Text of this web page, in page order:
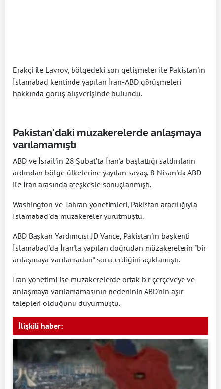
Erakçi ile Lavrov, bölgedeki son gelişmeler ile Pakistan'ın
İslamabad kentinde yapılan İran-ABD görüşmeleri
hakkında görüş alışverişinde bulundu.
Pakistan'daki müzakerelerde anlaşmaya
varılamamıştı
ABD ve İsrail'in 28 Şubat’ta İran'a başlattığı saldırıların
ardından bölge ülkelerine yayılan savaş, 8 Nisan'da ABD
ile İran arasında ateşkesle sonuçlanmıştı.
Washington ve Tahran yönetimleri, Pakistan aracılığıyla
İslamabad'da müzakereler yürütmüştü.
ABD Başkan Yardımcısı JD Vance, Pakistan'ın başkenti
İslamabad'da İran'la yapılan doğrudan müzakerelerin "bir
anlaşmaya varılamadan" sona erdiğini açıklamıştı.
İran yönetimi ise müzakerelerde ortak bir çerçeveye ve
anlaşmaya varılamamasının nedeninin ABD'nin aşırı
talepleri olduğunu duyurmuştu.
İlişkili haber: